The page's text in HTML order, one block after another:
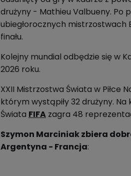
drużyny - Mathieu Valbueny. Po
ubiegłorocznych mistrzostwach
finału.
Kolejny mundial odbędzie się w
2026 roku.
XXII Mistrzostwa Świata w Piłce
którym wystąpiły 32 drużyny.
Świata FIFA zagra 48
Szymon Marciniak zbiera
Argentyna - Francja: